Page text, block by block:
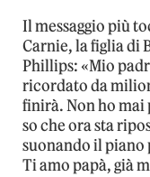
Il messaggio più
Carnie, la figlia di
Phillips: «Mio
ricordato da
finirà. Non ho
so che ora sta
suonando il piano
Ti amo papà, già